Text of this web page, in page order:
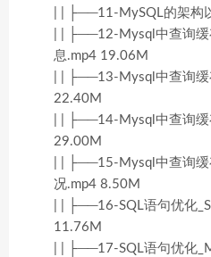
| | ├──11-MySQL的架构
| | ├──12-Mysql中查询
息.mp4 19.06M
| | ├──13-Mysql中查询
22.40M
| | ├──14-Mysql中查询
29.00M
| | ├──15-Mysql中查询
况.mp4 8.50M
| | ├──16-SQL语句优化
11.76M
| | ├──17-SQL语句优化